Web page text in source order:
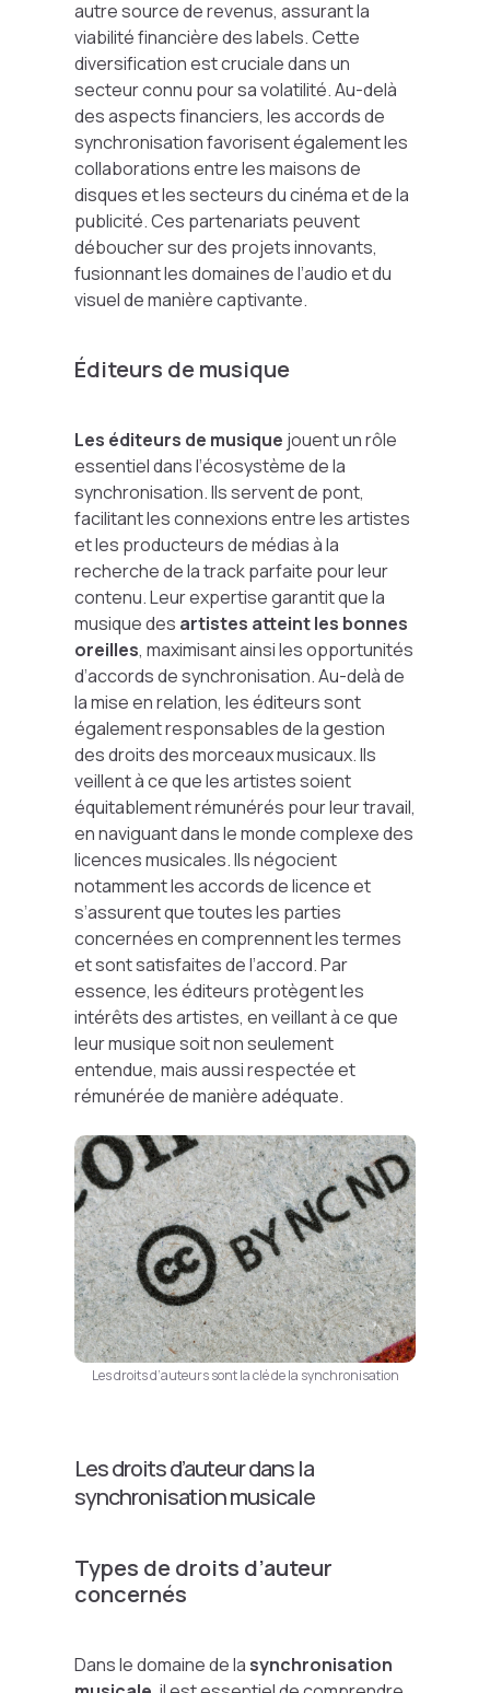
autre source de revenus, assurant la
viabilité financière des labels. Cette
diversification est cruciale dans un
secteur connu pour sa volatilité. Au-delà
des aspects financiers, les accords de
synchronisation favorisent également les
collaborations entre les maisons de
disques et les secteurs du cinéma et de la
publicité. Ces partenariats peuvent
déboucher sur des projets innovants,
fusionnant les domaines de l’audio et du
visuel de manière captivante.
Éditeurs de musique
Les éditeurs de musique jouent un rôle
essentiel dans l’écosystème de la
synchronisation. Ils servent de pont,
facilitant les connexions entre les artistes
et les producteurs de médias à la
recherche de la track parfaite pour leur
contenu. Leur expertise garantit que la
musique des artistes atteint les bonnes
oreilles, maximisant ainsi les opportunités
d’accords de synchronisation. Au-delà de
la mise en relation, les éditeurs sont
également responsables de la gestion
des droits des morceaux musicaux. Ils
veillent à ce que les artistes soient
équitablement rémunérés pour leur travail,
en naviguant dans le monde complexe des
licences musicales. Ils négocient
notamment les accords de licence et
s’assurent que toutes les parties
concernées en comprennent les termes
et sont satisfaites de l’accord. Par
essence, les éditeurs protègent les
intérêts des artistes, en veillant à ce que
leur musique soit non seulement
entendue, mais aussi respectée et
rémunérée de manière adéquate.
Les droits d’auteurs sont la clé de la synchronisation
Les droits d’auteur dans la
synchronisation musicale
Types de droits d’auteur
concernés
Dans le domaine de lasynchronisation